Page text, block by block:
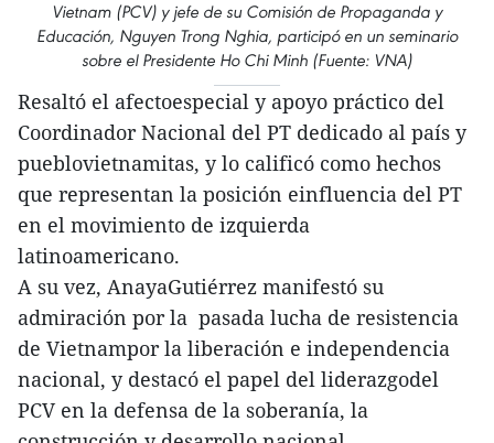
Vietnam (PCV) y jefe de su Comisión de Propaganda y
Educación, Nguyen Trong Nghia, participó en un seminario
sobre el Presidente Ho Chi Minh (Fuente: VNA)
Resaltó el afectoespecial y apoyo práctico del
Coordinador Nacional del PT dedicado al país y
pueblovietnamitas, y lo calificó como hechos
que representan la posición einfluencia del PT
en el movimiento de izquierda
latinoamericano.
A su vez, AnayaGutiérrez manifestó su
admiración por la pasada lucha de resistencia
de Vietnampor la liberación e independencia
nacional, y destacó el papel del liderazgodel
PCV en la defensa de la soberanía, la